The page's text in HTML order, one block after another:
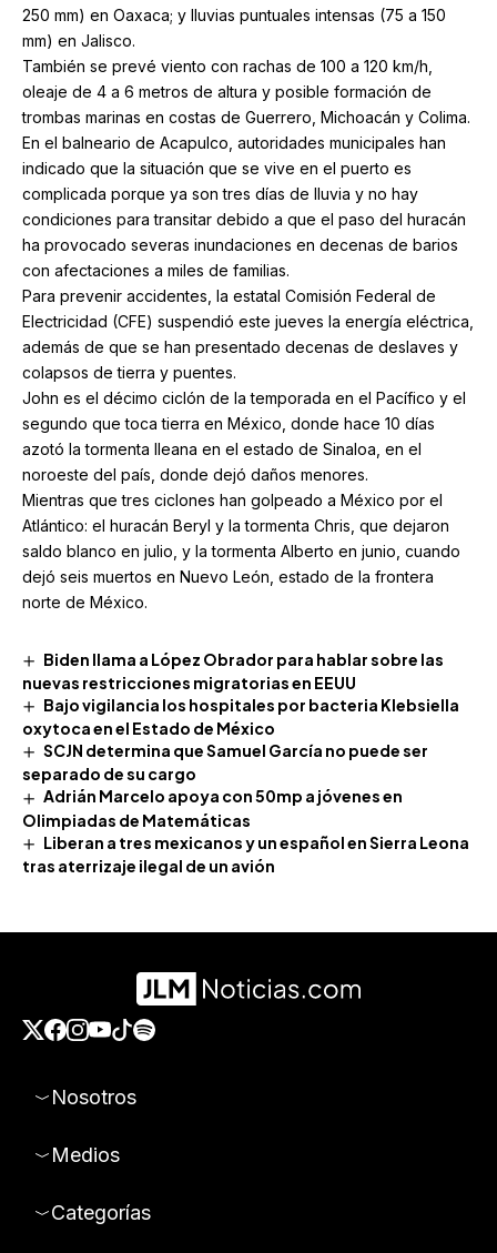
250 mm) en Oaxaca; y lluvias puntuales intensas (75 a 150
mm) en Jalisco.
También se prevé viento con rachas de 100 a 120 km/h,
oleaje de 4 a 6 metros de altura y posible formación de
trombas marinas en costas de Guerrero, Michoacán y Colima.
En el balneario de Acapulco, autoridades municipales han
indicado que la situación que se vive en el puerto es
complicada porque ya son tres días de lluvia y no hay
condiciones para transitar debido a que el paso del huracán
ha provocado severas inundaciones en decenas de barios
con afectaciones a miles de familias.
Para prevenir accidentes, la estatal Comisión Federal de
Electricidad (CFE) suspendió este jueves la energía eléctrica,
además de que se han presentado decenas de deslaves y
colapsos de tierra y puentes.
John es el décimo ciclón de la temporada en el Pacífico y el
segundo que toca tierra en México, donde hace 10 días
azotó la tormenta Ileana en el estado de Sinaloa, en el
noroeste del país, donde dejó daños menores.
Mientras que tres ciclones han golpeado a México por el
Atlántico: el huracán Beryl y la tormenta Chris, que dejaron
saldo blanco en julio, y la tormenta Alberto en junio, cuando
dejó seis muertos en Nuevo León, estado de la frontera
norte de México.
Biden llama a López Obrador para hablar sobre las
nuevas restricciones migratorias en EEUU
Bajo vigilancia los hospitales por bacteria Klebsiella
oxytoca en el Estado de México
SCJN determina que Samuel García no puede ser
separado de su cargo
Adrián Marcelo apoya con 50mp a jóvenes en
Olimpiadas de Matemáticas
Liberan a tres mexicanos y un español en Sierra Leona
tras aterrizaje ilegal de un avión
Nosotros
Medios
Categorías